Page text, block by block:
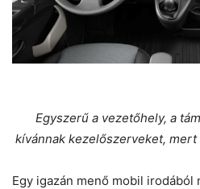
Egyszerű a vezetőhely, a
kívánnak kezelőszerveket,
Egy igazán menő mobil irodából